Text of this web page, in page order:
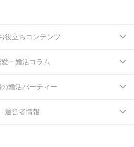
役立ちコンテンツ
愛・婚活コラム
婚活パーティー
運営者情報